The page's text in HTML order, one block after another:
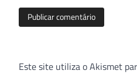
Este site utiliza o Akismet